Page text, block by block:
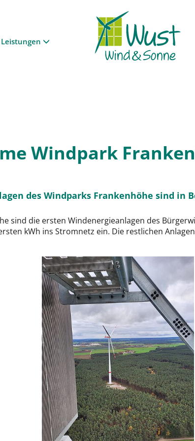
Leistungen
Windpark
des Windparks Frankenhöhe sind in
sind die ersten Windenergieanlagen des
kWh ins Stromnetz ein. Die restlichen